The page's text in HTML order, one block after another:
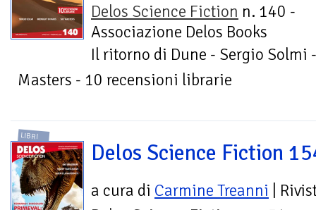
Delos Science Fiction n. 140 -
Associazione Delos Books
Il ritorno di Dune - Sergio Solmi
Masters - 10 recensioni librarie
LIBRI
Delos Science Fiction
a cura di Carmine Treanni |